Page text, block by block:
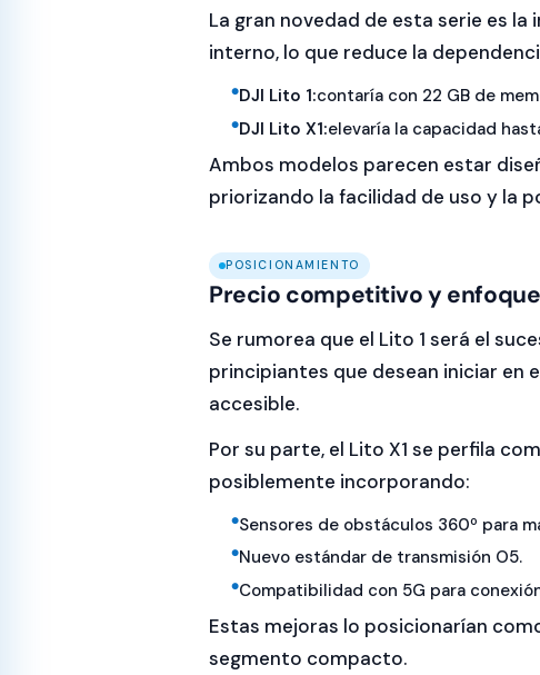
La gran novedad de esta serie es
interno, lo que reduce la
DJI Lito 1:contaría con 22 GB de
DJI Lito X1:elevaría la capacidad
Ambos modelos parecen estar
priorizando la facilidad de uso y la
POSICIONAMIENTO
Precio competitivo y
Se rumorea que el Lito 1 será el
principiantes que desean iniciar en
accesible.
Por su parte, el Lito X1 se perfila
posiblemente incorporando:
Sensores de obstáculos 360º para
Nuevo estándar de transmisión O5.
Compatibilidad con 5G para
Estas mejoras lo posicionarían
segmento compacto.